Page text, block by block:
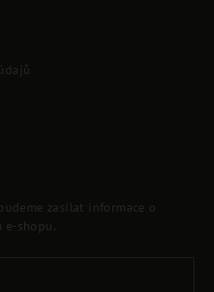
zasílat informace o
e-shopu.